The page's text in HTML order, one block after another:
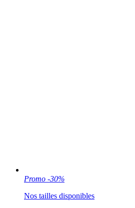
Promo -30%
Nos tailles disponibles